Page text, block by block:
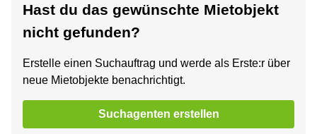
Hast du das gewünschte Mietobjekt
nicht gefunden?
Erstelle einen Suchauftrag und werde als Erste:r über
neue Mietobjekte benachrichtigt.
Suchagenten erstellen